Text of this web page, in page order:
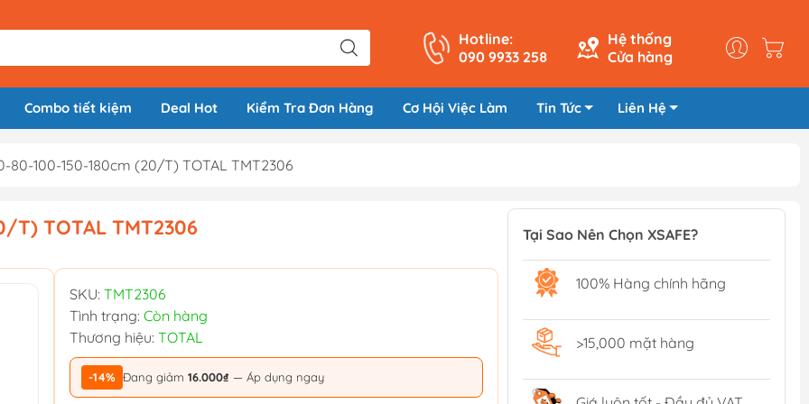
Hotline:
090 9933 258
Hệ thống
Cửa hàng
Combo tiết kiệm Deal Hot Kiểm Tra Đơn Hàng Cơ Hội Việc Làm Tin Tức Liên Hệ
80-100-150-180cm (20/T) TOTAL TMT2306
TOTAL TMT2306
SKU: TMT2306
Tình trạng: Còn hàng
Thương hiệu: TOTAL
-14% Đang giảm 16.000₫ — Áp dụng ngay
Tại Sao Nên Chọn XSAFE?
100% Hàng chính hãng
>15,000 mặt hàng